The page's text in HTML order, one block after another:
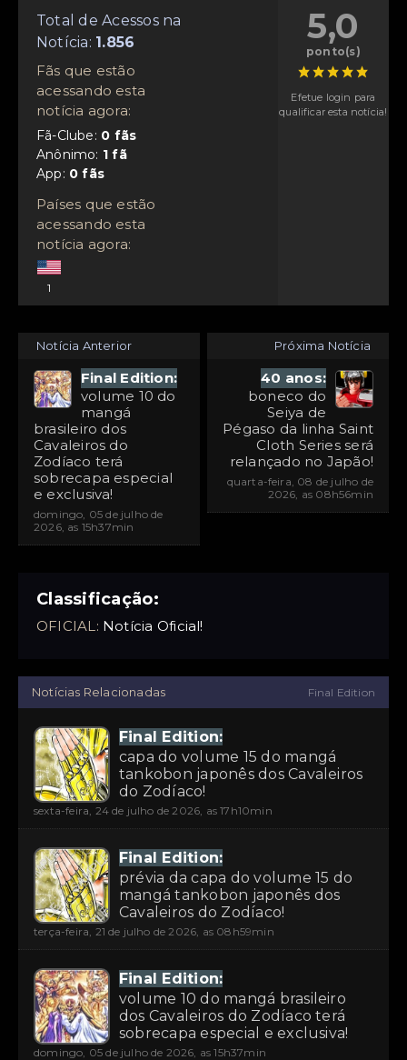
Total de Acessos na
Notícia:
Fãs que estão
acessando esta
notícia agora:
Fã-Clube:
Anônimo:
App:
Países que estão
acessando esta
notícia agora:
1
5,0
ponto(s)
Efetue login para
qualificar esta notícia!
Notícia Anterior
Final Edition:
volume 10 do
mangá
brasileiro dos
Cavaleiros do
Zodíaco terá
sobrecapa especial
e exclusiva!
domingo, 05 de julho de
2026, as 15h37min
Próxima Notícia
40 anos:
boneco do
Seiya de
Pégaso da linha Saint
Cloth Series será
relançado no Japão!
quarta-feira, 08 de julho de
2026, as 08h56min
Classificação:
OFICIAL: Notícia Oficial!
Notícias Relacionadas Final Edition
Final Edition:
capa do volume 15 do mangá
tankobon japonês dos Cavaleiros
do Zodíaco!
sexta-feira, 24 de julho de 2026, as 17h10min
Final Edition:
prévia da capa do volume 15 do
mangá tankobon japonês dos
Cavaleiros do Zodíaco!
terça-feira, 21 de julho de 2026, as 08h59min
Final Edition:
volume 10 do mangá brasileiro
dos Cavaleiros do Zodíaco terá
sobrecapa especial e exclusiva!
domingo, 05 de julho de 2026, as 15h37min